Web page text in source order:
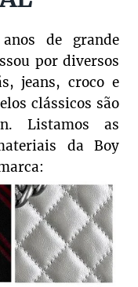
de grande
por diversos
jeans, croco e
clássicos são
Listamos as
da Boy